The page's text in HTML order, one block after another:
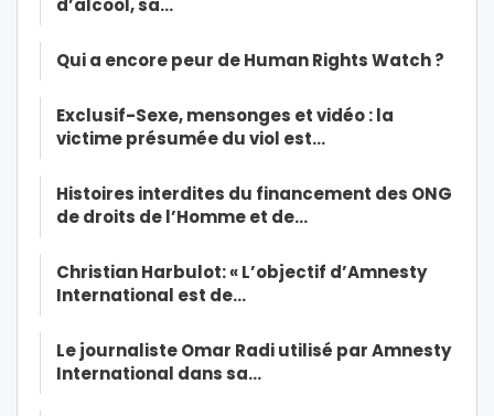
d’alcool, sa…
Qui a encore peur de Human Rights Watch ?
Exclusif-Sexe, mensonges et vidéo : la
victime présumée du viol est…
Histoires interdites du financement des ONG
de droits de l’Homme et de…
Christian Harbulot: « L’objectif d’Amnesty
International est de…
Le journaliste Omar Radi utilisé par Amnesty
International dans sa…